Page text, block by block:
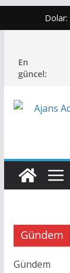
Dolar:
content
En
güncel:
Gündem
Gündem